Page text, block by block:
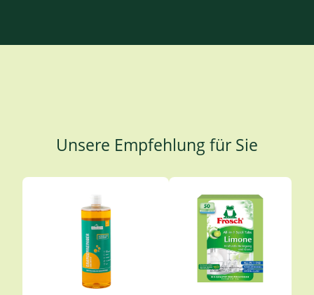
Unsere Empfehlung für Sie
Produktgalerie überspringen